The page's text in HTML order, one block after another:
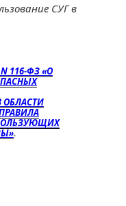
СУГ в
116-ФЗ «О
ОБЛАСТИ
.